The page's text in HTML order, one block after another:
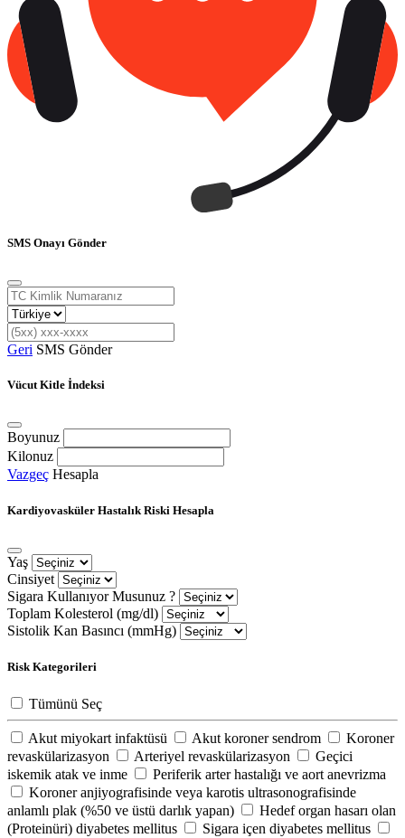
SMS Onayı Gönder
Geri SMS Gönder
Vücut Kitle İndeksi
Boyunuz
Kilonuz
Vazgeç Hesapla
Kardiyovasküler Hastalık Riski Hesapla
Yaş
Cinsiyet
Sigara Kullanıyor Musunuz ?
Toplam Kolesterol (mg/dl)
Sistolik Kan Basıncı (mmHg)
Risk Kategorileri
Tümünü Seç
Akut miyokart infaktüsü Akut koroner sendrom
Koroner
revaskülarizasyon
Arteriyel revaskülarizasyon
Geçici
iskemik atak ve inme
Periferik arter hastalığı ve aort anevrizma
Koroner anjiyografisinde veya karotis ultrasonografisinde
anlamlı plak (%50 ve üstü darlık yapan)
Hedef organ hasarı olan
(Proteinüri) diyabetes mellitus
Sigara içen diyabetes mellitus